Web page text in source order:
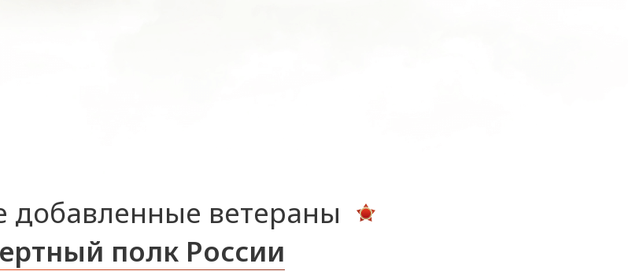
добавленные ветераны
полк России